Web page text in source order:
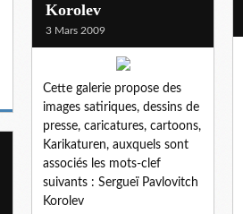
Korolev
3 Mars 2009
Cette galerie propose des
images satiriques, dessins de
presse, caricatures, cartoons,
Karikaturen, auxquels sont
associés les mots-clef
suivants : Sergueï Pavlovitch
Korolev